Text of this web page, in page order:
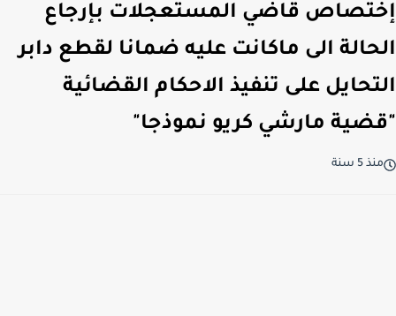
إختصاص قاضي المستعجلات بإرجاع
الحالة الى ماكانت عليه ضمانا لقطع دابر
التحايل على تنفيذ الاحكام القضائية
"قضية مارشي كريو نموذجا"
منذ 5 سنة